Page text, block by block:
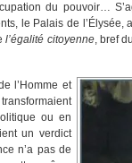
du pouvoir…
le Palais de l’Élysée,
l’égalité citoyenne, bref
l’Homme et
ou en
un verdict
n’a pas de